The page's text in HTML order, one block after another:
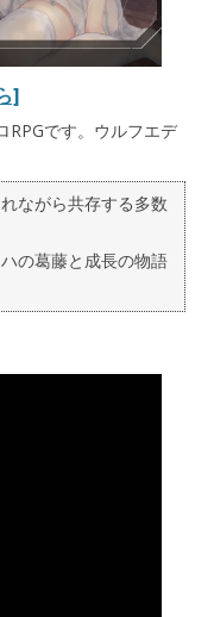
]
RPGです。ウルフエデ
ながら共存する多数
の葛藤と成長の物語